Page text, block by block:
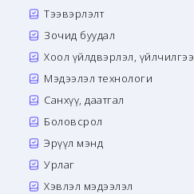
Тээвэрлэлт
Зочид буудал
Хоол үйлдвэрлэл, үйлчилгээ
Мэдээлэл технологи
Санхүү, даатгал
Боловсрол
Эрүүл мэнд
Урлаг
Хэвлэл мэдээлэл